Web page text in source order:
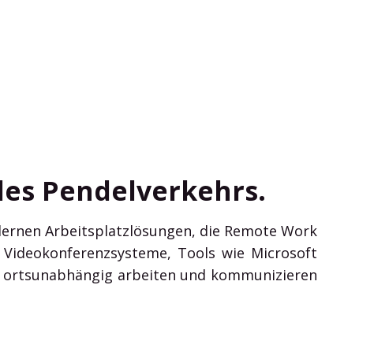
Pendelverkehrs.
Arbeitsplatzlösungen, die Remote Work
Tools wie Microsoft
arbeiten und kommunizieren